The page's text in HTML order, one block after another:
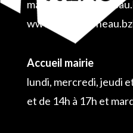
Accueil mairie
lundi, mercredi, jeudi
et de 14h à 17h et